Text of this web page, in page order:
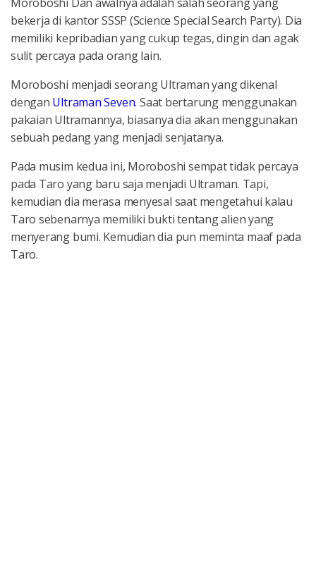
bekerja di kantor SSSP (Science Special Search Party). Dia
memiliki kepribadian yang cukup tegas, dingin dan agak
sulit percaya pada orang lain.
Moroboshi menjadi seorang Ultraman yang dikenal
dengan Ultraman Seven. Saat bertarung menggunakan
pakaian Ultramannya, biasanya dia akan menggunakan
sebuah pedang yang menjadi senjatanya.
Pada musim kedua ini, Moroboshi sempat tidak percaya
pada Taro yang baru saja menjadi Ultraman. Tapi,
kemudian dia merasa menyesal saat mengetahui kalau
Taro sebenarnya memiliki bukti tentang alien yang
menyerang bumi. Kemudian dia pun meminta maaf pada
Taro.